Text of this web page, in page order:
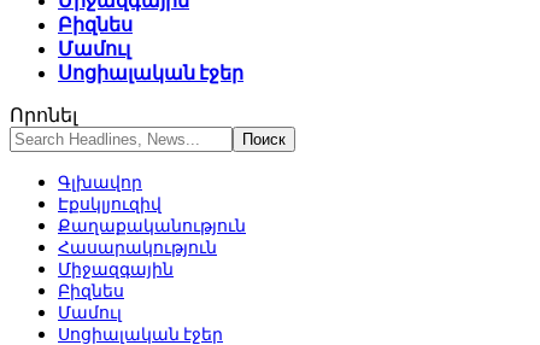
Բիզնես
Մամուլ
Սոցիալական էջեր
Որոնել
Գլխավոր
Էքսկլյուզիվ
Քաղաքականություն
Հասարակություն
Միջազգային
Բիզնես
Մամուլ
Սոցիալական էջեր